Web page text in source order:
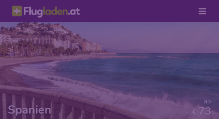
Spanien € 73
ab